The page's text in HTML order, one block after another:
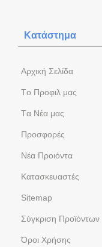
Κατάστημα
Aρχική Σελίδα
Tο Προφιλ μας
Tα Νέα μας
Προσφορές
Νέα Προιόντα
Kατασκευαστές
Sitemap
Σύγκριση Προϊόντων
Όροι Χρήσης